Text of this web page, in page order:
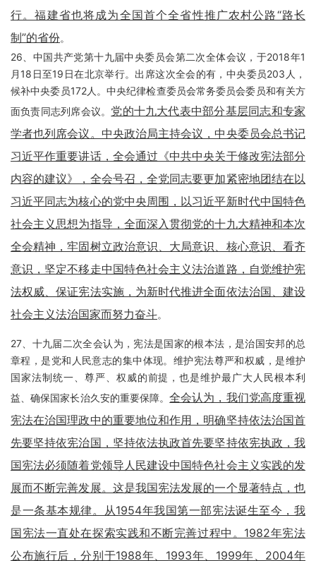
行。福建省也将成为全国首个全省性推广农村公路“路长
制”的省份。
26、中国共产党第十九届中央委员会第二次全体会议，于2018年1
月18日至19日在北京举行。出席这次全会的有，中央委员203人，
候补中央委员172人。中央纪律检查委员会常务委员会委员和有关方
面负责同志列席会议。 党的十九大代表中部分基层同志和专家
学者也列席会议。中央政治局主持会议，中央委员会总书记
习近平作重要讲话，全会通过《中共中央关于修改宪法部分
内容的建议》，全会号召，全党同志要更加紧密地团结在以
习近平同志为核心的党中央周围，以习近平新时代中国特色
社会主义思想为指导，全面深入贯彻党的十九大精神和本次
全会精神，牢固树立政治意识、大局意识、核心意识、看齐
意识，坚定不移走中国特色社会主义法治道路，自觉维护宪
法权威、保证宪法实施，为新时代推进全面依法治国、建设
社会主义法治国家而努力奋斗。
27、十九届二次全会认为，宪法是国家的根本法，是治国安邦的总
章程，是党和人民意志的集中体现。维护宪法尊严和权威，是维护
国家法制统一、尊严、权威的前提，也是维护最广大人民根本利
益、确保国家长治久安的重要保障。全会认为，我们党高度重视
宪法在治国理政中的重要地位和作用，明确坚持依法治国首
先要坚持依宪治国，坚持依法执政首先要坚持依宪执政，我
国宪法必须随着党领导人民建设中国特色社会主义实践的发
展而不断完善发展。这是我国宪法发展的一个显著特点，也
是一条基本规律。从1954年我国第一部宪法诞生至今，我
国宪法一直处在探索实践和不断完善过程中。1982年宪法
公布施行后，分别于1988年、1993年、1999年、2004年